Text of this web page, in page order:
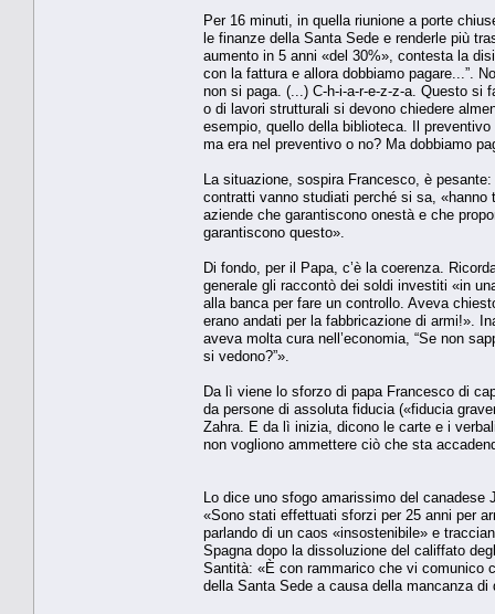
Per 16 minuti, in quella riunione a porte
le finanze della Santa Sede e renderle più
aumento in 5 anni «del 30%», contesta la
con la fattura e allora dobbiamo pagare...”.
non si paga. (...) C-h-i-a-r-e-z-z-a. Questo si
o di lavori strutturali si devono chiedere
esempio, quello della biblioteca. Il
ma era nel preventivo o no? Ma dobbiamo
La situazione, sospira Francesco, è
contratti vanno studiati perché si sa,
aziende che garantiscono onestà e che
garantiscono questo».
Di fondo, per il Papa, c’è la coerenza.
generale gli raccontò dei soldi investiti «in
alla banca per fare un controllo. Aveva
erano andati per la fabbricazione di armi!».
aveva molta cura nell’economia, “Se non
si vedono?”».
Da lì viene lo sforzo di papa Francesco di
da persone di assoluta fiducia («fiducia
Zahra. E da lì inizia, dicono le carte e i
non vogliono ammettere ciò che sta
Lo dice uno sfogo amarissimo del
«Sono stati effettuati sforzi per 25 anni per
parlando di un caos «insostenibile» e
Spagna dopo la dissoluzione del califfato
Santità: «È con rammarico che vi comunico
della Santa Sede a causa della mancanza di